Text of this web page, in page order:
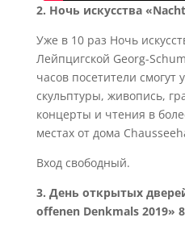
2. Ночь искусства
Уже в 10 раз Ночь
Лейпцигской Georg-
часов посетители смогут
скульптуры, живопись,
концерты и чтения в
местах от дома
Вход свободный.
3. День открытых
offenen Denkmals 2019»